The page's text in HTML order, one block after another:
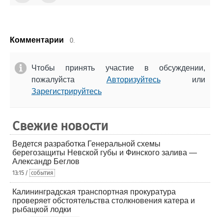
Комментарии 0.
Чтобы принять участие в обсуждении,
пожалуйста Авторизуйтесьили
Зарегистрируйтесь
Свежие новости
Ведется разработка Генеральной схемы
берегозащиты Невской губы и Финского залива —
Александр Беглов
13:15 / события
Калининградская транспортная прокуратура
проверяет обстоятельства столкновения катера и
рыбацкой лодки